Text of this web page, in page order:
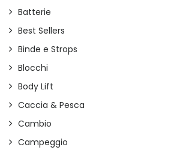
Batterie
Best Sellers
Binde e Strops
Blocchi
Body Lift
Caccia & Pesca
Cambio
Campeggio